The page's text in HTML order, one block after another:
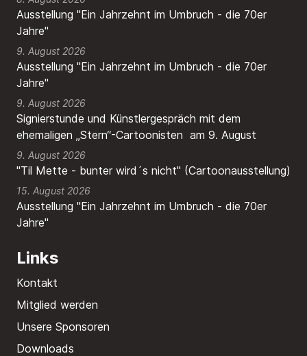
Ausstellung "Ein Jahrzehnt im Umbruch - die 70er
Jahre"
9. August 2026
Ausstellung "Ein Jahrzehnt im Umbruch - die 70er
Jahre"
9. August 2026
Signierstunde und Künstlergespräch mit dem
ehemaligen „Stern“-Cartoonisten am 9. August
9. August 2026
"Til Mette - bunter wird´s nicht" (Cartoonausstellung)
15. August 2026
Ausstellung "Ein Jahrzehnt im Umbruch - die 70er
Jahre"
Links
Kontakt
Mitglied werden
Unsere Sponsoren
Downloads